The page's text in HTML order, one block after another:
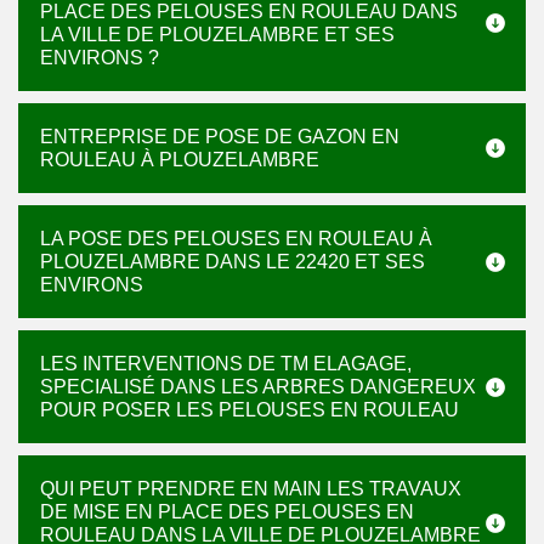
PLACE DES PELOUSES EN ROULEAU DANS
LA VILLE DE PLOUZELAMBRE ET SES
ENVIRONS ?
ENTREPRISE DE POSE DE GAZON EN
ROULEAU À PLOUZELAMBRE
LA POSE DES PELOUSES EN ROULEAU À
PLOUZELAMBRE DANS LE 22420 ET SES
ENVIRONS
LES INTERVENTIONS DE TM ELAGAGE,
SPECIALISÉ DANS LES ARBRES DANGEREUX
POUR POSER LES PELOUSES EN ROULEAU
QUI PEUT PRENDRE EN MAIN LES TRAVAUX
DE MISE EN PLACE DES PELOUSES EN
ROULEAU DANS LA VILLE DE PLOUZELAMBRE